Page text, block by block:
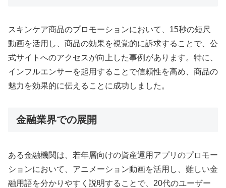
スキンケア商品のプロモーションにおいて、15秒の短尺
動画を活用し、商品の効果を視覚的に訴求することで、公
式サイトへのアクセスが向上した事例があります。特に、
インフルエンサーを起用することで信頼性を高め、商品の
魅力を効果的に伝えることに成功しました。
金融業界での展開
ある金融機関は、若年層向けの資産運用アプリのプロモー
ションにおいて、アニメーション動画を活用し、難しい金
融用語を分かりやすく説明することで、20代のユーザー